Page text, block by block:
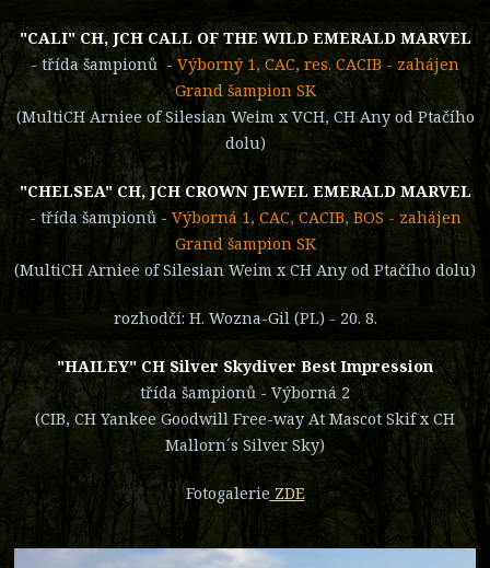
"CALI" CH, JCH CALL OF THE WILD EMERALD MARVEL
- třída šampionů -Výborný 1, CAC, res. CACIB - zahájen
Grand šampion SK
(MultiCH Arniee of Silesian Weim x VCH, CH Any od Ptačího
dolu)
"CHELSEA" CH, JCH CROWN JEWEL EMERALD MARVEL
- třída šampionů - Výborná 1, CAC, CACIB, BOS - zahájen
Grand šampion SK
(MultiCH Arniee of Silesian Weim x CH Any od Ptačího dolu)
rozhodčí: H. Wozna-Gil (PL) - 20. 8.
"HAILEY" CH Silver Skydiver Best Impression
třída šampionů - Výborná 2
(CIB, CH Yankee Goodwill Free-way At Mascot Skif x CH
Mallorn´s Silver Sky)
Fotogalerie ZDE